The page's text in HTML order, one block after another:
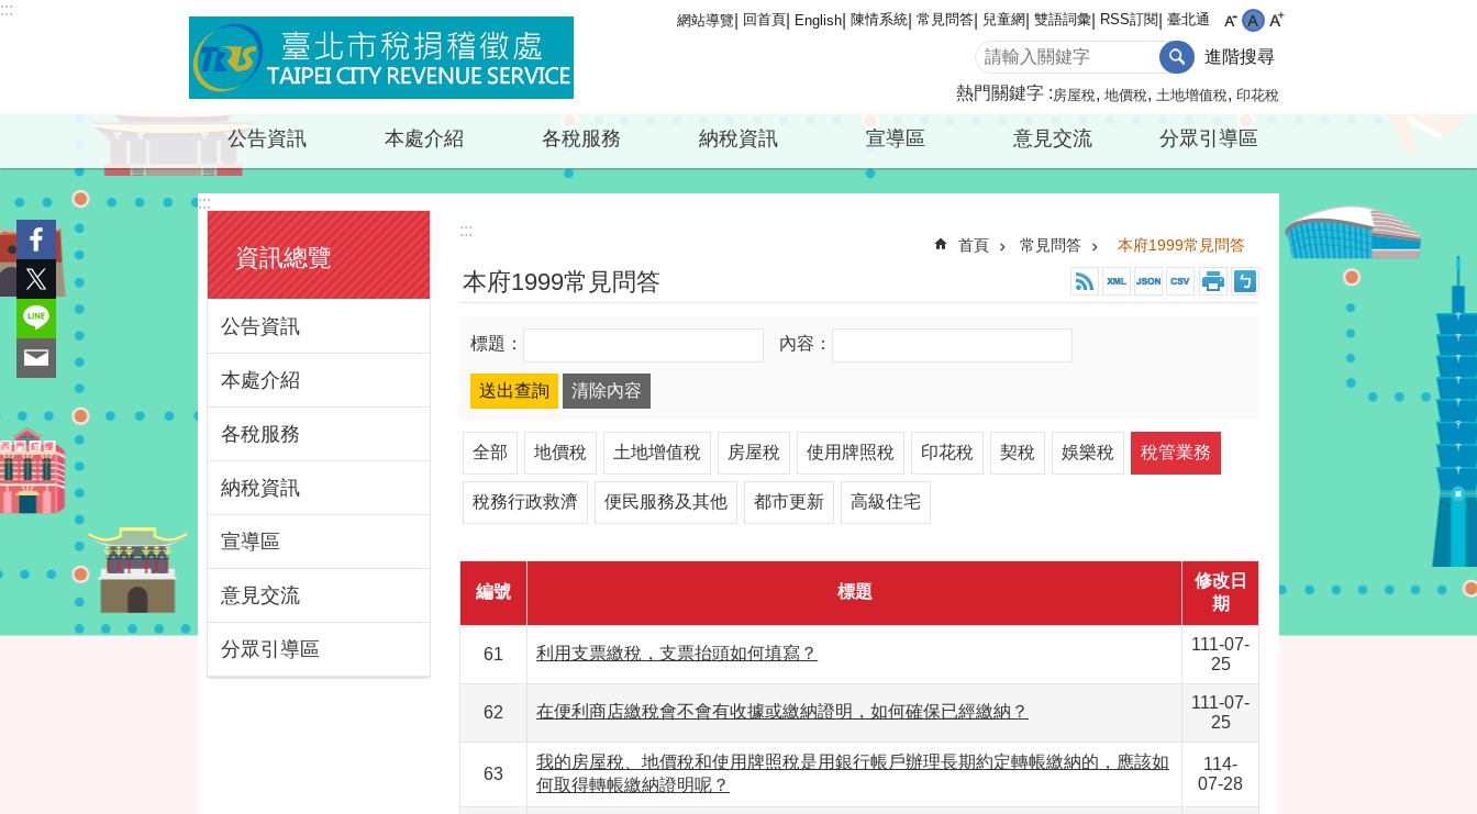
跳到主要內容區塊
:::
網站導覽 回首頁 English 陳情系統 常見問答 兒童網 雙語詞彙 RSS訂閱 臺北通
進階搜尋
熱門關鍵字
房屋稅 地價稅 土地增值稅 印花稅
公告資訊 本處介紹 各稅服務 納稅資訊 宣導區 意見交流 分眾引導區
:::
資訊總覽
公告資訊
本處介紹
各稅服務
納稅資訊
宣導區
意見交流
分眾引導區
:::
首頁 常見問答 本府1999常見問答
本府1999常見問答
標題： 內容：
全部 地價稅 土地增值稅 房屋稅 使用牌照稅 印花稅 契稅 娛樂稅 稅管業務
稅務行政救濟 便民服務及其他 都市更新 高級住宅
編號 標題
修改日
期
61 利用支票繳稅，支票抬頭如何填寫？
111-07-
25
62 在便利商店繳稅會不會有收據或繳納證明，如何確保已經繳納？
111-07-
25
63
我的房屋稅、地價稅和使用牌照稅是用銀行帳戶辦理長期約定轉帳繳納的，應該如
何取得轉帳繳納證明呢？
114-
07-28